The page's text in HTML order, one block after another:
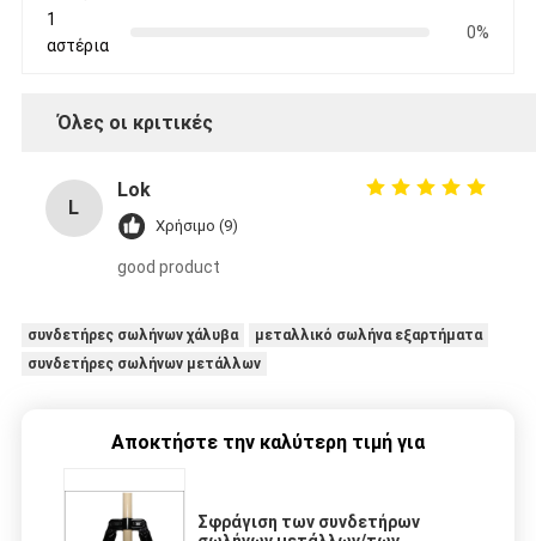
1
αστέρια
0%
Όλες οι κριτικές
L
Lok
Χρήσιμο (9)
good product
συνδετήρες σωλήνων χάλυβα
μεταλλικό σωλήνα εξαρτήματα
συνδετήρες σωλήνων μετάλλων
Αποκτήστε την καλύτερη τιμή για
Σφράγιση των συνδετήρων